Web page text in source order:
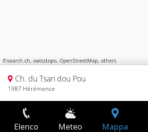
©search.ch, swisstopo, OpenStreetMap, others
Ch. du Tsan dou Pou
1987 Hérémence
Elenco Meteo Mappa